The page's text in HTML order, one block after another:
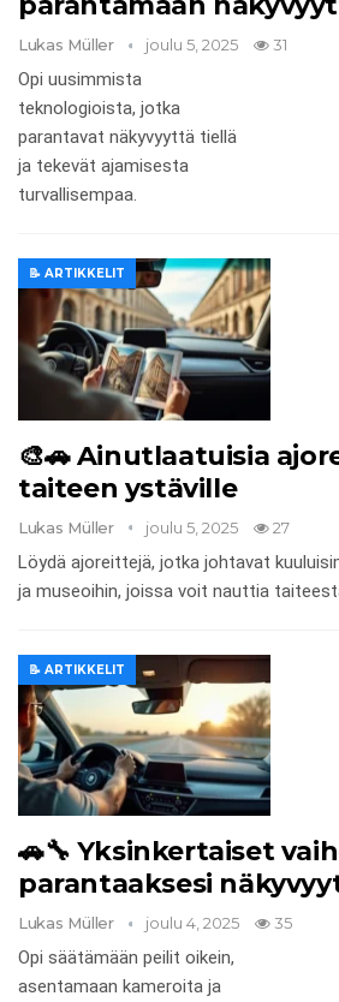
Lukas Müller joulu 5, 2025 31
Opi uusimmista
teknologioista, jotka
parantavat näkyvyyttä tiellä
ja tekevät ajamisesta
turvallisempaa.
📝 ARTIKKELIT
🎨🚗 Ainutlaatuisia
taiteen ystäville
Lukas Müller joulu 5, 2025 27
Löydä ajoreittejä, jotka johtavat
ja museoihin, joissa voit nauttia
📝 ARTIKKELIT
🚗🔧 Yksinkertaiset
parantaaksesi
Lukas Müller joulu 4, 2025 35
Opi säätämään peilit oikein,
asentamaan kameroita ja